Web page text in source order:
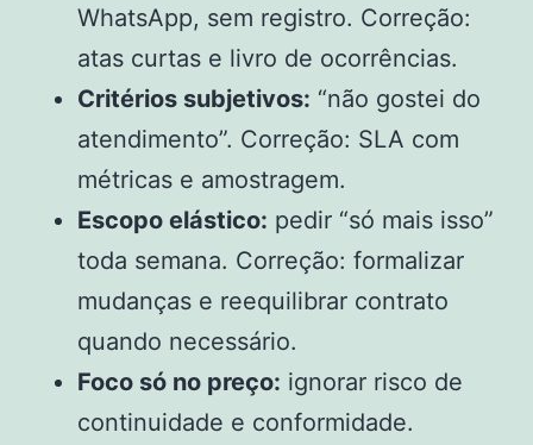
WhatsApp, sem registro. Correção:
atas curtas e livro de ocorrências.
Critérios subjetivos: “não gostei do
atendimento”. Correção: SLA com
métricas e amostragem.
Escopo elástico: pedir “só mais isso”
toda semana. Correção: formalizar
mudanças e reequilibrar contrato
quando necessário.
Foco só no preço: ignorar risco de
continuidade e conformidade.